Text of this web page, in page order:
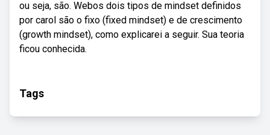
ou seja, são. Webos dois tipos de mindset definidos
por carol são o fixo (fixed mindset) e de crescimento
(growth mindset), como explicarei a seguir. Sua teoria
ficou conhecida.
Tags